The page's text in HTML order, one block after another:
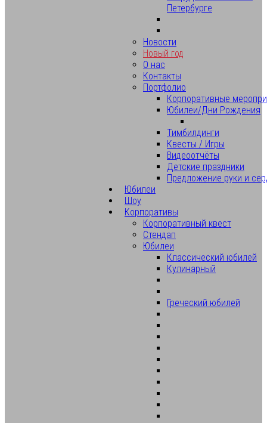
Петербурге
Новости
Новый год
О нас
Контакты
Портфолио
Корпоративные
Юбилеи/Дни Рождения
Тимбилдинги
Квесты / Игры
Видеоотчёты
Детские праздники
Предложение руки и
Юбилеи
Шоу
Корпоративы
Корпоративный квест
Стендап
Юбилеи
Классический юбилей
Кулинарный
Греческий юбилей